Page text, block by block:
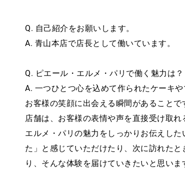
Q. 自己紹介をお願いします。
A. 青山本店で店長として働いています。
Q. ピエール・エルメ・パリで働く魅力は？
A. 一つひとつ心を込めて作られたケーキ
お客様の笑顔に出会える瞬間があることで
店舗は、お客様の表情や声を直接受け取れ
エルメ・パリの魅力をしっかりお伝えし
た」と感じていただけたり、次に訪れた
り、そんな体験を届けていきたいと思いま